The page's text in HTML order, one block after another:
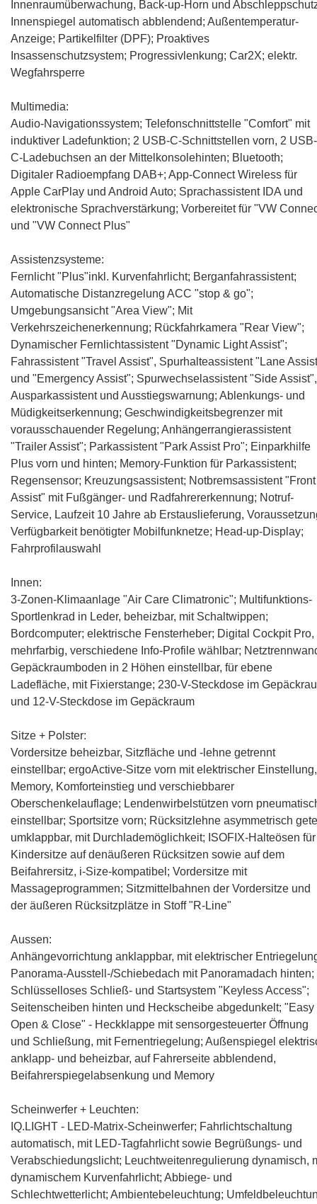
Innenraumüberwachung, Back-up-Horn und
Innenspiegel automatisch abblendend; Außentemperatur-
Anzeige; Partikelfilter (DPF); Proaktives
Insassenschutzsystem; Progressivlenkung; Car2X; elektr.
Wegfahrsperre
Multimedia:
Audio-Navigationssystem; Telefonschnittstelle "Comfort" mit
induktiver Ladefunktion; 2 USB-C-Schnittstellen vorn, 2 USB-
C-Ladebuchsen an der Mittelkonsolehinten; Bluetooth;
Digitaler Radioempfang DAB+; App-Connect Wireless für
Apple CarPlay und Android Auto; Sprachassistent IDA und
elektronische Sprachverstärkung; Vorbereitet für "VW
und "VW Connect Plus"
Assistenzsysteme:
Fernlicht "Plus"inkl. Kurvenfahrlicht; Berganfahrassistent;
Automatische Distanzregelung ACC "stop & go";
Umgebungsansicht "Area View"; Mit
Verkehrszeichenerkennung; Rückfahrkamera "Rear View";
Dynamischer Fernlichtassistent "Dynamic Light Assist";
Fahrassistent "Travel Assist", Spurhalteassistent "Lane
und "Emergency Assist"; Spurwechselassistent "Side Assist",
Ausparkassistent und Ausstiegswarnung; Ablenkungs- und
Müdigkeitserkennung; Geschwindigkeitsbegrenzer mit
vorausschauender Regelung; Anhängerrangierassistent
"Trailer Assist"; Parkassistent "Park Assist Pro"; Einparkhilfe
Plus vorn und hinten; Memory-Funktion für Parkassistent;
Regensensor; Kreuzungsassistent; Notbremsassistent "Front
Assist" mit Fußgänger- und Radfahrererkennung; Notruf-
Service, Laufzeit 10 Jahre ab Erstauslieferung,
Verfügbarkeit benötigter Mobilfunknetze; Head-up-Display;
Fahrprofilauswahl
Innen:
3-Zonen-Klimaanlage "Air Care Climatronic"; Multifunktions-
Sportlenkrad in Leder, beheizbar, mit Schaltwippen;
Bordcomputer; elektrische Fensterheber; Digital Cockpit Pro,
mehrfarbig, verschiedene Info-Profile wählbar;
Gepäckraumboden in 2 Höhen einstellbar, für ebene
Ladefläche, mit Fixierstange; 230-V-Steckdose im
und 12-V-Steckdose im Gepäckraum
Sitze + Polster:
Vordersitze beheizbar, Sitzfläche und -lehne getrennt
einstellbar; ergoActive-Sitze vorn mit elektrischer Einstellung,
Memory, Komforteinstieg und verschiebbarer
Oberschenkelauflage; Lendenwirbelstützen vorn
einstellbar; Sportsitze vorn; Rücksitzlehne asymmetrisch
umklappbar, mit Durchlademöglichkeit; ISOFIX-Halteösen für
Kindersitze auf denäußeren Rücksitzen sowie auf dem
Beifahrersitz, i-Size-kompatibel; Vordersitze mit
Massageprogrammen; Sitzmittelbahnen der Vordersitze und
der äußeren Rücksitzplätze in Stoff "R-Line"
Aussen:
Anhängevorrichtung anklappbar, mit elektrischer
Panorama-Ausstell-/Schiebedach mit Panoramadach hinten;
Schlüsselloses Schließ- und Startsystem "Keyless Access";
Seitenscheiben hinten und Heckscheibe abgedunkelt; "Easy
Open & Close" - Heckklappe mit sensorgesteuerter Öffnung
und Schließung, mit Fernentriegelung; Außenspiegel
anklapp- und beheizbar, auf Fahrerseite abblendend,
Beifahrerspiegelabsenkung und Memory
Scheinwerfer + Leuchten:
IQ.LIGHT - LED-Matrix-Scheinwerfer; Fahrlichtschaltung
automatisch, mit LED-Tagfahrlicht sowie Begrüßungs- und
Verabschiedungslicht; Leuchtweitenregulierung dynamisch,
dynamischem Kurvenfahrlicht; Abbiege- und
Schlechtwetterlicht; Ambientebeleuchtung;